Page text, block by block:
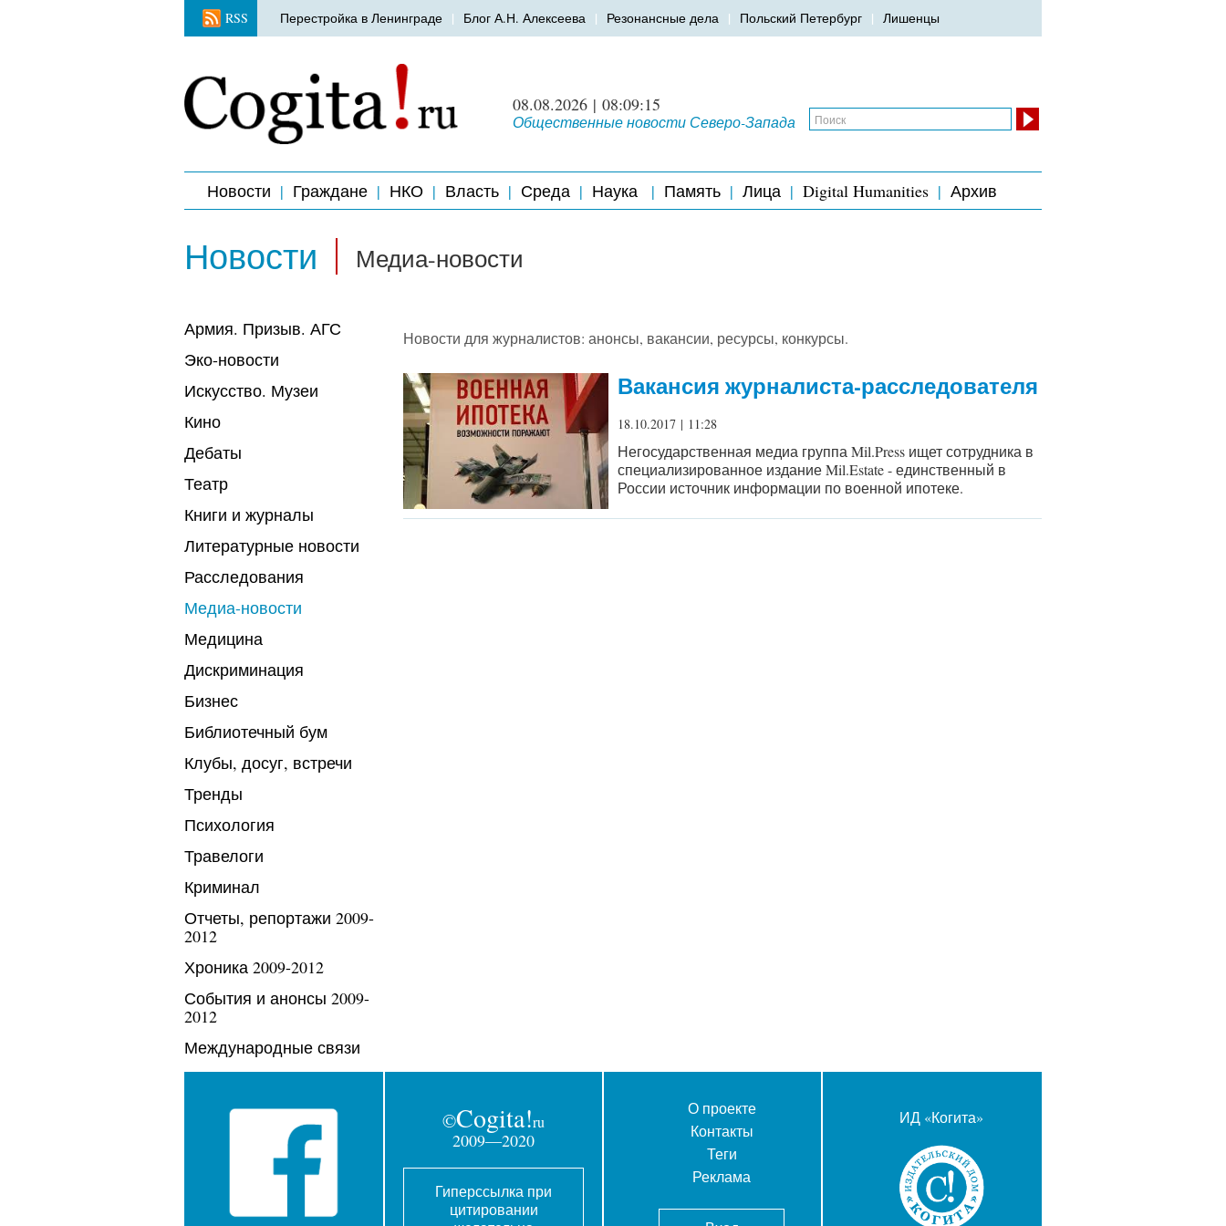
RSS Перестройка в Ленинграде Блог А.Н. Алексеева Резонансные дела Польский Петербург Лишенцы
08.08.2026 | 08:09:15
Общественные новости Северо-Запада
Новости Граждане НКО Власть Среда Наука Память Лица Digital Humanities Архив
Новости Медиа-новости
Армия. Призыв. АГС
Эко-новости
Искусство. Музеи
Кино
Дебаты
Театр
Книги и журналы
Литературные новости
Расследования
Медиа-новости
Медицина
Дискриминация
Бизнес
Библиотечный бум
Клубы, досуг, встречи
Тренды
Психология
Травелоги
Криминал
Отчеты, репортажи 2009-
2012
Хроника 2009-2012
События и анонсы 2009-
2012
Международные связи
Новости для журналистов: анонсы, вакансии, ресурсы, конкурсы.
Вакансия журналиста-расследователя
18.10.2017 | 11:28
Негосударственная медиа группа Mil.Press ищет сотрудника в
специализированное издание Mil.Estate - единственный в
России источник информации по военной ипотеке.
©Cogita!ru
2009—2020
Гиперссылка при
цитировании
О проекте
Контакты
Теги
Реклама
ИД «Когита»